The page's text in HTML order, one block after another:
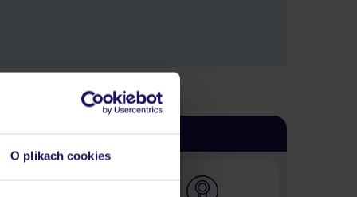
O plikach cookies